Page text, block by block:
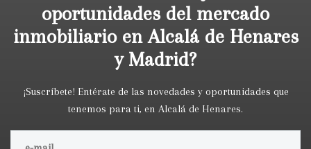
oportunidades del mercado
inmobiliario en Alcalá de Henares
y Madrid?
¡Suscríbete! Entérate de las novedades y oportunidades que
tenemos para ti, en Alcalá de Henares.